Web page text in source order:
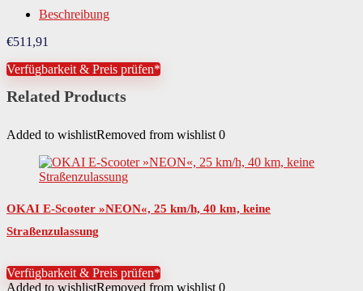
Beschreibung
€511,91
Verfügbarkeit & Preis prüfen*
Related Products
Added to wishlistRemoved from wishlist 0
OKAI E-Scooter »NEON«, 25 km/h, 40 km, keine
Straßenzulassung
Verfügbarkeit & Preis prüfen*
Added to wishlistRemoved from wishlist 0